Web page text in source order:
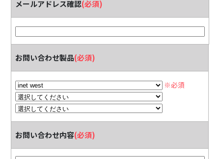
メールアドレス確認(必須)
お問い合わせ製品(必須)
※必須
お問い合わせ内容(必須)